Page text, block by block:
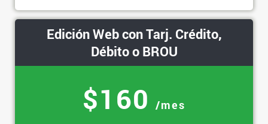
Edición Web con Tarj. Crédito,
Débito o BROU
$160 /mes